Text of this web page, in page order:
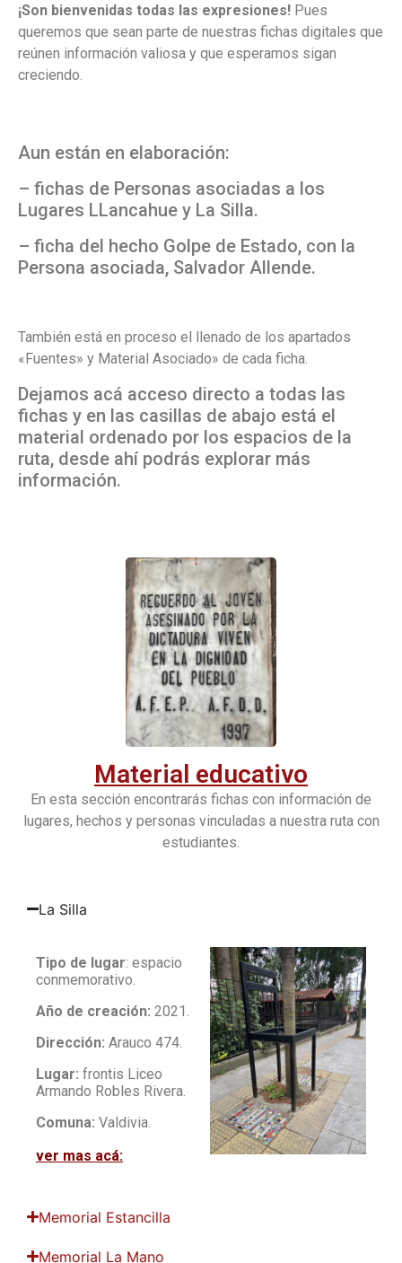
¡Son bienvenidas todas las expresiones! Pues
queremos que sean parte de nuestras fichas digitales que
reúnen información valiosa y que esperamos sigan
creciendo.
Aun están en elaboración:
– fichas de Personas asociadas a los
Lugares LLancahue y La Silla.
– ficha del hecho Golpe de Estado, con la
Persona asociada, Salvador Allende.
También está en proceso el llenado de los apartados
«Fuentes» y Material Asociado» de cada ficha.
Dejamos acá acceso directo a todas las
fichas y en las casillas de abajo está el
material ordenado por los espacios de la
ruta, desde ahí podrás explorar más
información.
Material educativo
En esta sección encontrarás fichas con información de
lugares, hechos y personas vinculadas a nuestra ruta con
estudiantes.
La Silla
Tipo de lugar: espacio
conmemorativo.
Año de creación: 2021.
Dirección: Arauco 474.
Lugar: frontis Liceo
Armando Robles Rivera.
Comuna: Valdivia.
ver mas acá:
Memorial Estancilla
Memorial La Mano